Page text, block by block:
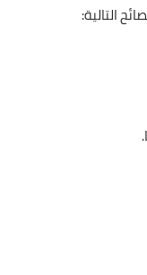
التالية: